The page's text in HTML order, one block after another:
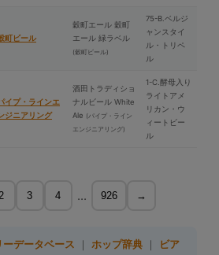
町ビール
穀町エール 穀町
エール 緑ラベル
(穀町ビール)
75-B.ベルジ
ャンスタイ
ル・トリペ
ル
イプ・ラインエ
ジニアリング
酒⽥トラディショ
ナルビール White
Ale (パイプ・ライン
エンジニアリング)
1-C.酵⺟入り
ライトアメ
リカン・ウ
ィートビー
ル
3 4 ... 926 →
ーデータベース ホップ辞典
ビア